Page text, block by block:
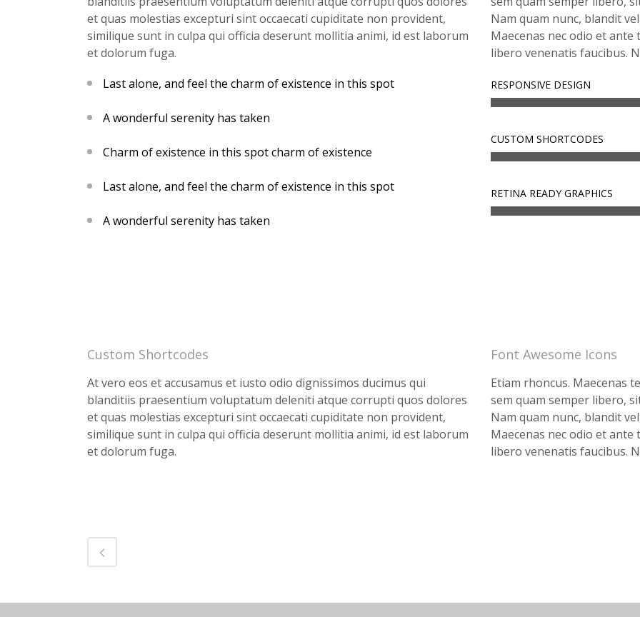
et quas molestias excepturi sint occaecati cupiditate non provident,
similique sunt in culpa qui officia deserunt mollitia animi, id est laborum
et dolorum fuga.
Last alone, and feel the charm of existence in this spot
A wonderful serenity has taken
Charm of existence in this spot charm of existence
Last alone, and feel the charm of existence in this spot
A wonderful serenity has taken
Nam quam nunc, blandit
Maecenas nec odio et
libero venenatis faucibus.
RESPONSIVE DESIGN
CUSTOM SHORTCODES
RETINA READY GRAPHICS
Custom Shortcodes
At vero eos et accusamus et iusto odio dignissimos ducimus qui
blanditiis praesentium voluptatum deleniti atque corrupti quos dolores
et quas molestias excepturi sint occaecati cupiditate non provident,
similique sunt in culpa qui officia deserunt mollitia animi, id est laborum
et dolorum fuga.
Font Awesome Icons
Etiam rhoncus. Maecenas
sem quam semper libero,
Nam quam nunc, blandit
Maecenas nec odio et
libero venenatis faucibus.